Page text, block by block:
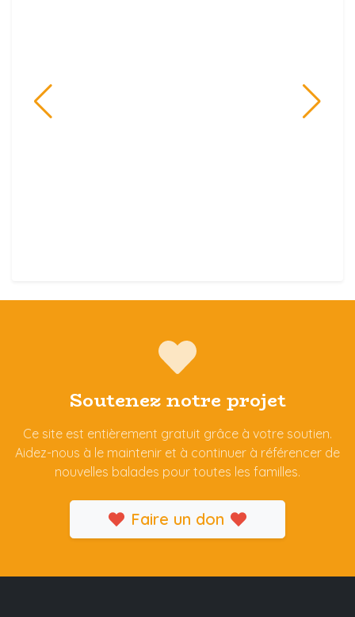
Soutenez notre projet
Ce site est entièrement gratuit grâce à votre soutien.
Aidez-nous à le maintenir et à continuer à référencer de
nouvelles balades pour toutes les familles.
Faire un don